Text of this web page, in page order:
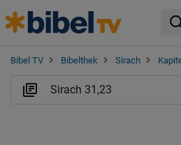
Bibel TV Bibelthek Sirach